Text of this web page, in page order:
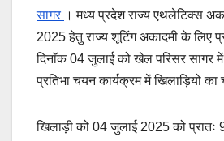
सागर । मध्य प्रदेश राज्य एथलेटिक्स
2025 हेतु राज्य शूटिंग अकादमी के लिए
दिनाॅक 04 जुलाई को खेल परिसर सागर में
प्रतिभा चयन कार्यक्रम में खिलाड़ियो का
खिलाड़ी को 04 जुलाई 2025 को प्रातः